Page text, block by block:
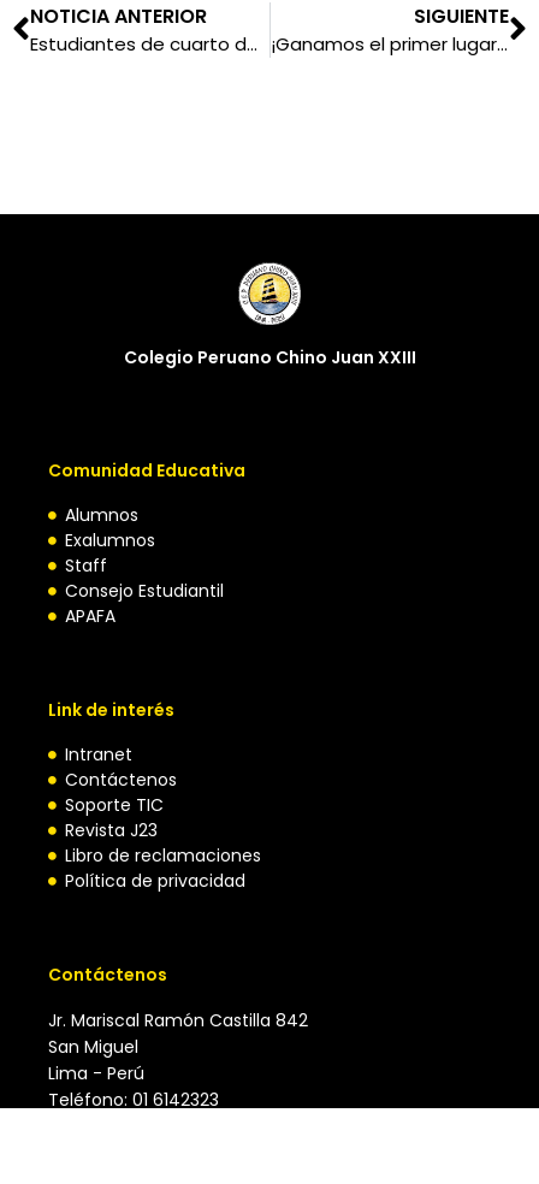
NOTICIA ANTERIOR
Estudiantes de cuarto de secundaria celebraron el Sacramento de la Confirmación
SIGUIENTE
¡Ganamos el primer lugar en los Juegos Florales Franciscanos 2023!
Colegio Peruano Chino Juan XXIII
Comunidad Educativa
Alumnos
Exalumnos
Staff
Consejo Estudiantil
APAFA
Link de interés
Intranet
Contáctenos
Soporte TIC
Revista J23
Libro de reclamaciones
Política de privacidad
Contáctenos
Jr. Mariscal Ramón Castilla 842
San Miguel
Lima - Perú
Teléfono: 01 6142323